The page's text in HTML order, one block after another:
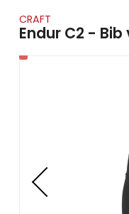
au
résultat
de
de
tels
CRAFT
Endur C2 -